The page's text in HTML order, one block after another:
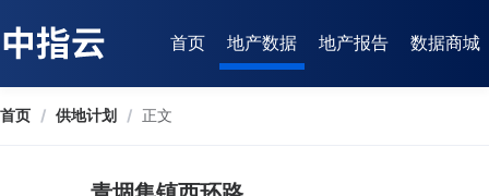
首页 地产数据 地产报告 数据商城
首页 / 供地计划 / 正文